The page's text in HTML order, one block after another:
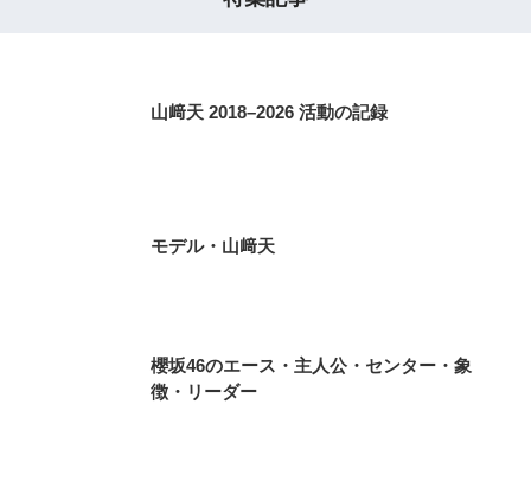
山﨑天 2018–2026 活動の記録
モデル・山﨑天
櫻坂46のエース・主人公・センター・象
徴・リーダー